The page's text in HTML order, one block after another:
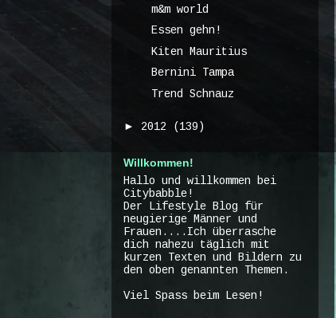
m&m world
Essen gehn!
Kiten Mauritius
Bernini Tampa
Trend Schnauz
► 2012 (139)
Willkommen!
Hallo und willkommen bei
Citybabble!
Der Lifestyle Blog für
neugierige Männer und
Frauen....Ich überrasche
dich nahezu täglich mit
kurzen Texten und Bildern zu
den oben genannten Themen.
Viel Spass beim Lesen!